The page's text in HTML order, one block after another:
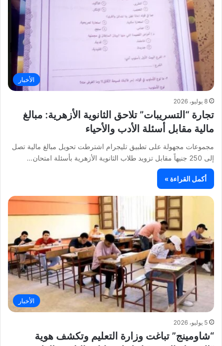
الأخبار
8 يوليو، 2026
تجارة “التسريبات” تلاحق الثانوية الأزهرية: مبالغ
مالية مقابل أسئلة الأدب والأحياء
مجموعات مجهولة على تطبيق تليجرام اشترطت تحويل مبالغ مالية تصل
إلى 250 جنيهاً مقابل تزويد طلاب الثانوية الأزهرية بأسئلة امتحان…
أكمل القراءة »
الأخبار
5 يوليو، 2026
“شاومينج” تباغت وزارة التعليم وتكشف هوية